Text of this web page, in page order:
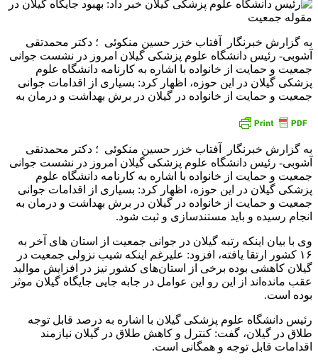
به گزارش خبرنگار آفتاب خزر حسین منکوئی ؛ دکتر محمدتقی
آشوبی- رئیس دانشگاه علوم پزشکی گیلان امروز در نشست جوانی
جمعیت و حمایت از خانواده با اشاره به کارنامه دانشگاه علوم
پزشکی گیلان در این حوزه، اظهار کرد: بسیاری از اقدامات جوانی
جمعیت و حمایت از خانواده در گیلان در برش بهداشت و درمان به
به گزارش خبرنگار آفتاب خزر حسین منکوئی ؛ دکتر محمدتقی
آشوبی- رئیس دانشگاه علوم پزشکی گیلان امروز در نشست جوانی
جمعیت و حمایت از خانواده با اشاره به کارنامه دانشگاه علوم
پزشکی گیلان در این حوزه، اظهار کرد: بسیاری از اقدامات جوانی
جمعیت و حمایت از خانواده در گیلان در برش بهداشت و درمان به
انجام رسیده و باید مستندسازی و ثبت شود.
وی با بیان اینکه رتبه گیلان در جوانی جمعیت از استان های آخر به
۱۶ کشور ارتقا یافته، افزود: علیرغم اینکه شیب نزولی جمعیت در
گیلان کاهشی بوده برخی از استان‌های کشور نیز در افزایش موالید
عقب مانده‌اند از این رو این عوامل در جابه جایی جایگاه گیلان موثر
بوده است.
رئیس دانشگاه علوم پزشکی گیلان با اشاره به درصد قابل توجه
طلاق در گیلان، گفت: کنترل و کاهش طلاق در گیلان نیازمند
اقدامات قابل توجه و همگانی است.